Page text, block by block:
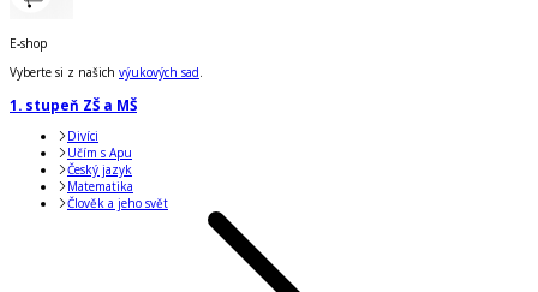
E-shop
Vyberte si z našich výukových sad.
1. stupeň ZŠ a MŠ
Divíci
Učím s Apu
Český jazyk
Matematika
Člověk a jeho svět